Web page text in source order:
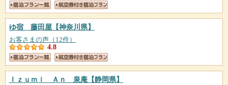
ゆ宿 藤田屋 【神奈川県】
お客さまの声（12件）
4.8
Ｉｚｕｍｉ Ａｎ 泉庵 【静岡県】